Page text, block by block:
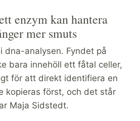
enzym kan hantera
mer smuts
dna-analysen. Fyndet på
bara innehöll ett fåtal celler,
för att direkt identifiera en
kopieras först, och det står
Maja Sidstedt.